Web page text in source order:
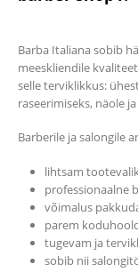
Barba Italiana sobib
meeskliendile
selle terviklikkus:
raseerimiseks, näole
Barberile ja salongile
lihtsam
professionaalne
võimalus
parem
tugevam ja
sobib nii